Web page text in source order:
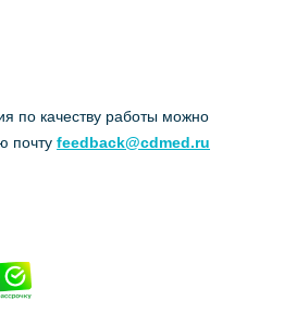
по качеству работы можно
почту feedback@cdmed.ru